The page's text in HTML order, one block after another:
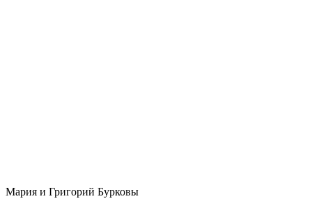
Мария и Григорий Бурковы